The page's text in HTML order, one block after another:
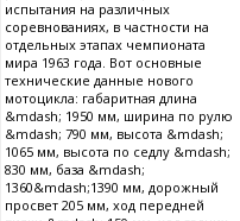
испытания на различных
соревнованиях, в частности на
отдельных этапах чемпионата
мира 1963 года. Вот основные
технические данные нового
мотоцикла: габаритная длина
&mdash; 1950 мм, ширина по рулю
&mdash; 790 мм, высота &mdash;
1065 мм, высота по седлу &mdash;
830 мм, база &mdash;
1360&mdash;1390 мм, дорожный
просвет 205 мм, ход передней